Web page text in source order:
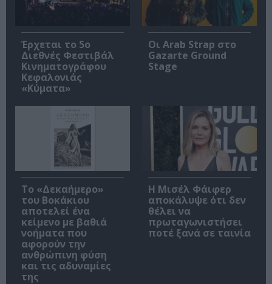
Έρχεται το 5ο
Διεθνές Φεστιβάλ
Κινηματογράφου
Κεφαλονιάς
«Κύματα»
Οι Arab Strap στο
Gazarte Ground
Stage
Το «Δεκαήμερο»
του Βοκάκιου
αποτελεί ένα
κείμενο με βαθιά
νοήματα που
αφορούν την
ανθρώπινη φύση
και τις αδυναμίες
της
Η Μισέλ Φάιφερ
αποκάλυψε ότι δεν
θέλει να
πρωταγωνιστήσει
ποτέ ξανά σε ταινία